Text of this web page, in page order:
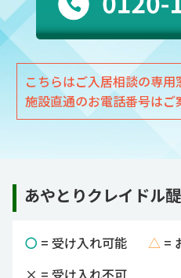
こちらはご入居相談の専用
施設直通のお電話番号は
あやとりクレイドル
〇 = 受け入れ可能 △ =